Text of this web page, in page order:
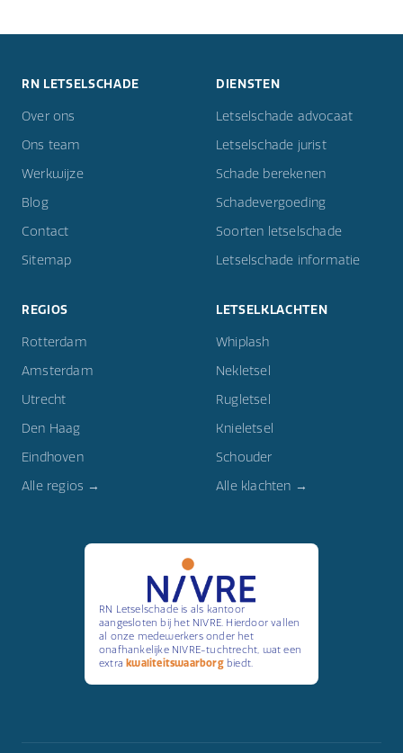
RN LETSELSCHADE
Over ons
Ons team
Werkwijze
Blog
Contact
Sitemap
DIENSTEN
Letselschade advocaat
Letselschade jurist
Schade berekenen
Schadevergoeding
Soorten letselschade
Letselschade informatie
REGIOS
Rotterdam
Amsterdam
Utrecht
Den Haag
Eindhoven
Alle regios →
LETSELKLACHTEN
Whiplash
Nekletsel
Rugletsel
Knieletsel
Schouder
Alle klachten →
RN Letselschade is als kantoor
aangesloten bij het NIVRE. Hierdoor vallen
al onze medewerkers onder het
onafhankelijke NIVRE-tuchtrecht, wat een
extrakwaliteitswaarborgbiedt.